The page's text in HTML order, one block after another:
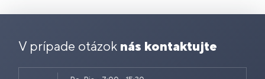
V prípade otázok nás kontaktujte